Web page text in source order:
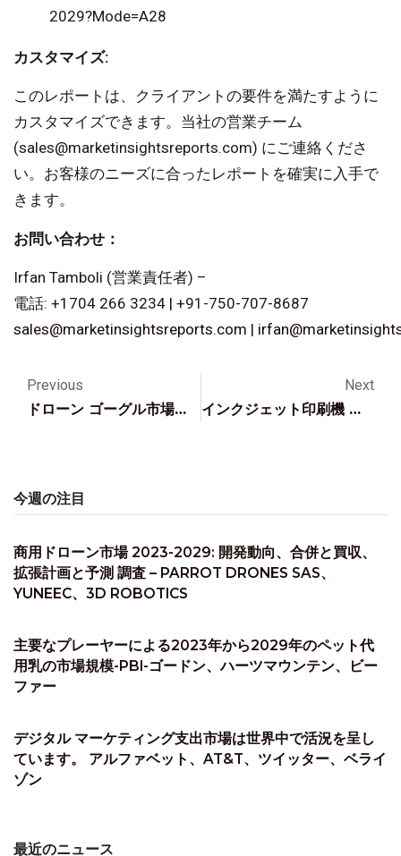
2029?Mode=A28
カスタマイズ:
このレポートは、クライアントの要件を満たすように
カスタマイズできます。当社の営業チーム
(sales@marketinsightsreports.com) にご連絡くださ
い。お客様のニーズに合ったレポートを確実に入手で
きます。
お問い合わせ：
Irfan Tamboli (営業責任者) –
電話: +1704 266 3234 | +91-750-707-8687
sales@marketinsightsreports.com |
Previous
ドローン ゴーグル市場の成長、トレンド、予測、および COVID-19 の影響 (2023 ～ 2029 年) – DJI、EPSON、YUNEEC
Next
インクジェット印刷機 市場 – 2030 年までのグローバルな業界分析、範囲、洞察、焦点を絞った成長予測
今週の注目
商用ドローン市場 2023-2029: 開発動向、合併と買収、
拡張計画と予測 調査 – PARROT DRONES SAS、
YUNEEC、3D ROBOTICS
主要なプレーヤーによる2023年から2029年のペット代
用乳の市場規模-PBI-ゴードン、ハーツマウンテン、ビー
ファー
デジタル マーケティング支出市場は世界中で活況を呈し
ています。 アルファベット、AT&T、ツイッター、ベライ
ゾン
最近のニュース